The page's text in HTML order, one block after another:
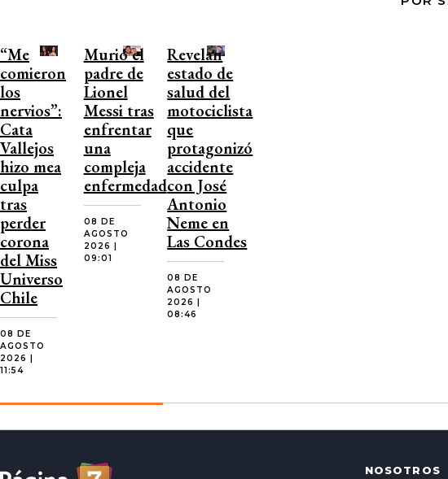
“Me
comieron
los
nervios”:
Cata
Vallejos
hizo mea
culpa
tras
perder
corona
del Miss
Universo
Chile
08 DE
AGOSTO
2026 |
11:54
Murió el
padre de
Lionel
Messi tras
enfrentar
una
compleja
enfermedad
08 DE
AGOSTO
2026 |
09:01
Revelan
estado de
salud del
motociclista
que
protagonizó
accidente
con José
Antonio
Neme en
Las Condes
08 DE
AGOSTO
2026 |
08:46
NOSOTROS